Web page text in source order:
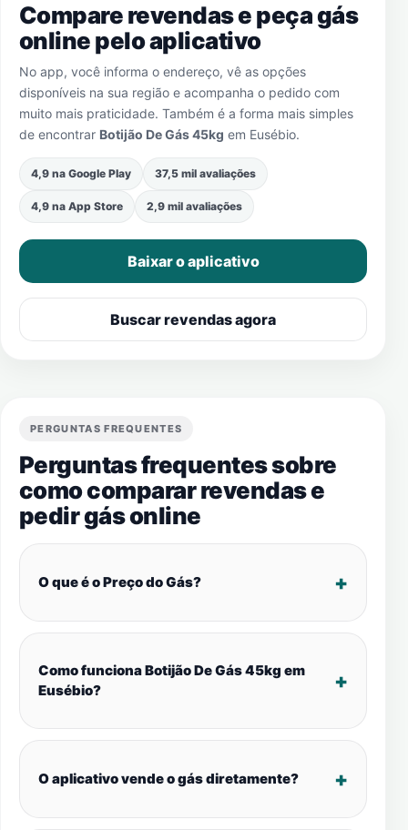
Compare revendas e peça gás
online pelo aplicativo
No app, você informa o endereço, vê as opções
disponíveis na sua região e acompanha o pedido com
muito mais praticidade. Também é a forma mais simples
de encontrar Botijão De Gás 45kg em Eusébio.
4,9 na Google Play 37,5 mil avaliações
4,9 na App Store 2,9 mil avaliações
Baixar o aplicativo
Buscar revendas agora
PERGUNTAS FREQUENTES
Perguntas frequentes sobre
como comparar revendas e
pedir gás online
O que é o Preço do Gás?
Como funciona Botijão De Gás 45kg em
Eusébio?
O aplicativo vende o gás diretamente?